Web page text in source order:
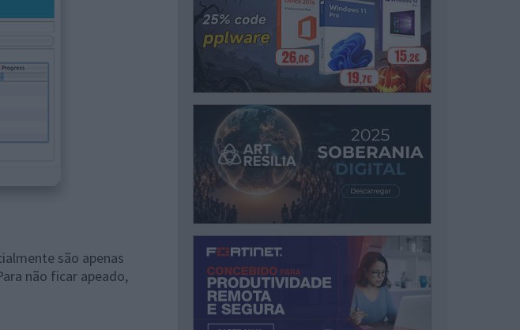
são apenas
não ficar apeado,